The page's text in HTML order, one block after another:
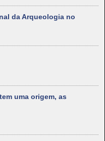
da Arqueologia no
uma origem, as